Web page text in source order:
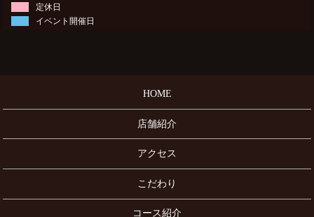
定休日
イベント開催日
HOME
店舗紹介
アクセス
こだわり
コース紹介